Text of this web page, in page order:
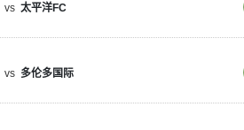
vs 太平洋FC
vs 多伦多国际